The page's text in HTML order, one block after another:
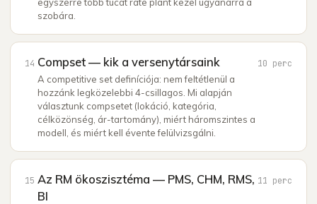
szobára.
14 Compset — kik a versenytársaink
A competitive set definíciója: nem feltétlenül a
hozzánk legközelebbi 4-csillagos. Mi alapján
választunk compsetet (lokáció, kategória,
célközönség, ár-tartomány), miért háromszintes a
modell, és miért kell évente felülvizsgálni.
10 perc
15 Az RM ökoszisztéma — PMS, CHM, RMS,
BI
11 perc